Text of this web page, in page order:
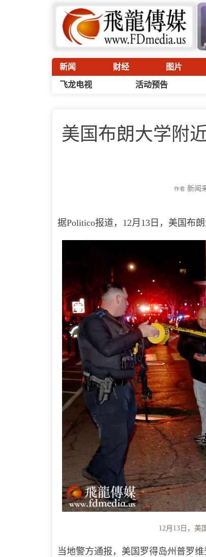
新闻 财经 图片
飞龙电视 活动预告
美国布朗大学附
作者 新闻
据Politico报道，12月13日，美国布
12月13日，美
当地警方通报，美国罗得岛州普罗